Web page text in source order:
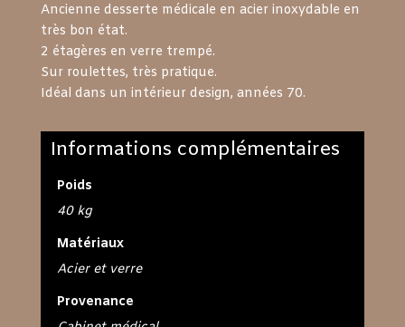
Ancienne desserte médicale en acier inoxydable en
très bon état.
2 étagères en verre trempé.
Sur roulettes, très pratique.
Idéal dans un intérieur design, années 70.
Informations complémentaires
Poids
40 kg
Matériaux
Acier et verre
Provenance